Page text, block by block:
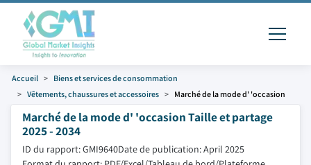
Accueil
Biens et services de consommation
Vêtements, chaussures et accessoires
Marché de la mode d' 'occasion
Marché de la mode d' 'occasion Taille et partage
2025 - 2034
ID du rapport: GMI9640Date de publication: April 2025